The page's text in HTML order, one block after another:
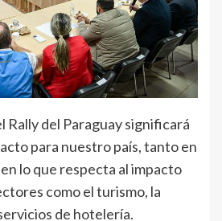
Rally del Paraguay significará
para nuestro país, tanto en
lo que respecta al impacto
como el turismo, la
de hotelería.